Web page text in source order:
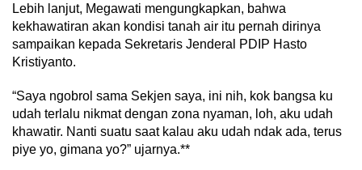
Lebih lanjut, Megawati mengungkapkan, bahwa
kekhawatiran akan kondisi tanah air itu pernah dirinya
sampaikan kepada Sekretaris Jenderal PDIP Hasto
Kristiyanto.
“Saya ngobrol sama Sekjen saya, ini nih, kok bangsa ku
udah terlalu nikmat dengan zona nyaman, loh, aku udah
khawatir. Nanti suatu saat kalau aku udah ndak ada, terus
piye yo, gimana yo?” ujarnya.**